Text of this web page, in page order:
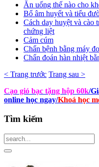
Ăn uống thế nào cho
Bổ âm huyết và tiểu
Cách day huyệt và cào
chứng liệt
Cảm cúm
Chẩn bệnh bằng máy
Chẩn đoán hàn nhiệt
< Trang trước Trang sau >
Cạo gió bạc tặng hộp 60k/
online học ngay/Khoá học
Tìm kiếm